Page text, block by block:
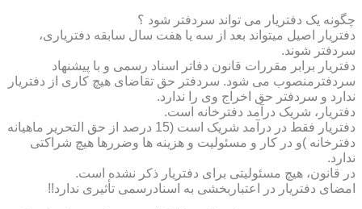
چگونه یک دفتریار می تواند سردفتر شود ؟
دفتریار اصیل میتواند بعد از سه یا هفت سال سابقه دفتریاری،
سردفتر شوند.
دفتریار برابر مقررات قانون دفاتر اسناد رسمی و با پیشنهاد
سردفترمنصوب می شود. سردفتر حق تقاضای هیچ کاری از دفتریار
ندارد و سردفتر حق اخراج وی را ندارد.
دفتریار، شریک درآمد دفترخانه است.
دفتریار فقط در درآمد شریک است (15 درصد از حق التحریر ماهیانه
دفترخانه )و در کار و مسئولیت و هزینه ها وضررها هیچ شراکتی
ندارد.
در قانون، هیچ مسئولیتی برای دفتریار ذکر نشده است.
امضای دفتریار در اعتباربخشی به اسنادرسمی تأثیری ندارد!!